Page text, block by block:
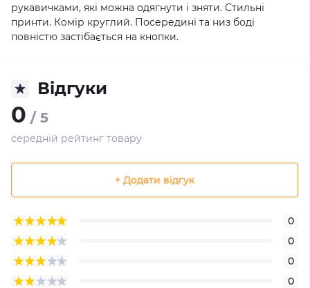
рукавичками, які можна одягнути і зняти. Стильні
принти. Комір круглий. Посередині та низ боді
повністю застібається на кнопки.
Відгуки
0 / 5
середній рейтинг товару
+ Додати відгук
0
0
0
0